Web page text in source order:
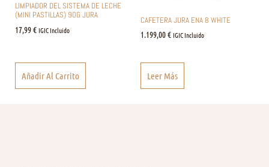
LIMPIADOR DEL SISTEMA DE LECHE
(MINI PASTILLAS) 90G JURA
17,99€ IGIC Incluido
Añadir Al Carrito
CAFETERA JURA ENA 8 WHITE
1.199,00€ IGIC Incluido
Leer Más